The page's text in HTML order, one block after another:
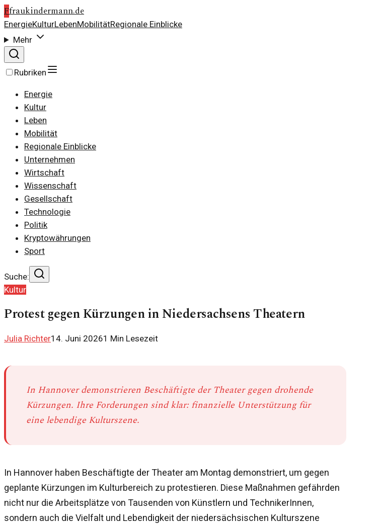
Ffraukindermann.de
EnergieKulturLebenMobilitätRegionale Einblicke
Mehr
Rubriken
Energie
Kultur
Leben
Mobilität
Regionale Einblicke
Unternehmen
Wirtschaft
Wissenschaft
Gesellschaft
Technologie
Politik
Kryptowährungen
Sport
Suche:
Kultur
Protest gegen Kürzungen in Niedersachsens Theatern
Julia Richter14. Juni 20261 Min Lesezeit
In Hannover demonstrieren Beschäftigte der Theater gegen drohende
Kürzungen. Ihre Forderungen sind klar: finanzielle Unterstützung für
eine lebendige Kulturszene.
In Hannover haben Beschäftigte der Theater am Montag demonstriert, um gegen
geplante Kürzungen im Kulturbereich zu protestieren. Diese Maßnahmen gefährden
nicht nur die Arbeitsplätze von Tausenden von Künstlern und TechnikerInnen,
sondern auch die Vielfalt und Lebendigkeit der niedersächsischen Kulturszene